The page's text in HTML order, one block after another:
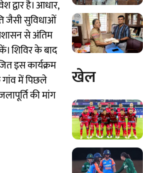
द्वार है। आधार,
जैसी सुविधाओं
से अंतिम
शिविर के बाद
इस कार्यक्रम
में पिछले
की मांग
खेल